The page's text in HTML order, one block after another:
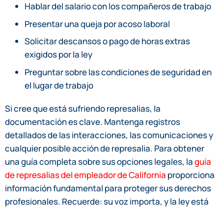
Hablar del salario con los compañeros de trabajo
Presentar una queja por acoso laboral
Solicitar descansos o pago de horas extras
exigidos por la ley
Preguntar sobre las condiciones de seguridad en
el lugar de trabajo
Si cree que está sufriendo represalias, la
documentación es clave. Mantenga registros
detallados de las interacciones, las comunicaciones y
cualquier posible acción de represalia. Para obtener
una guía completa sobre sus opciones legales, laguía
de represalias del empleador de California proporciona
información fundamental para proteger sus derechos
profesionales. Recuerde: su voz importa, y la ley está